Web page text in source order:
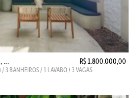
... R$ 1.800.000,00
3 BANHEIROS / 1 LAVABO / 3 VAGAS